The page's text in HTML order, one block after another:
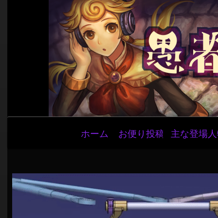
ビ
ホーム お便り投稿 主な登場